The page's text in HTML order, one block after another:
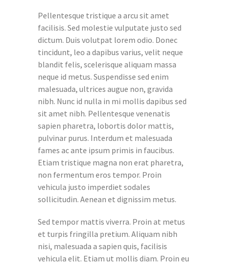
Pellentesque tristique a arcu sit amet
facilisis. Sed molestie vulputate justo sed
dictum. Duis volutpat lorem odio. Donec
tincidunt, leo a dapibus varius, velit neque
blandit felis, scelerisque aliquam massa
neque id metus. Suspendisse sed enim
malesuada, ultrices augue non, gravida
nibh. Nunc id nulla in mi mollis dapibus sed
sit amet nibh. Pellentesque venenatis
sapien pharetra, lobortis dolor mattis,
pulvinar purus. Interdum et malesuada
fames ac ante ipsum primis in faucibus.
Etiam tristique magna non erat pharetra,
non fermentum eros tempor. Proin
vehicula justo imperdiet sodales
sollicitudin. Aenean et dignissim metus.
Sed tempor mattis viverra. Proin at metus
et turpis fringilla pretium. Aliquam nibh
nisi, malesuada a sapien quis, facilisis
vehicula elit. Etiam ut mollis diam. Proin eu